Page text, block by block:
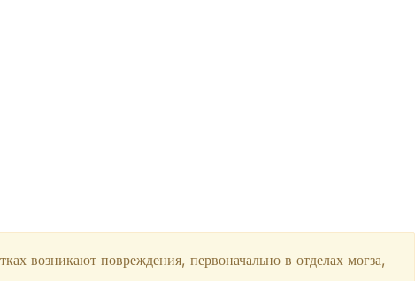
возникают повреждения, первоначально в отделах могза,